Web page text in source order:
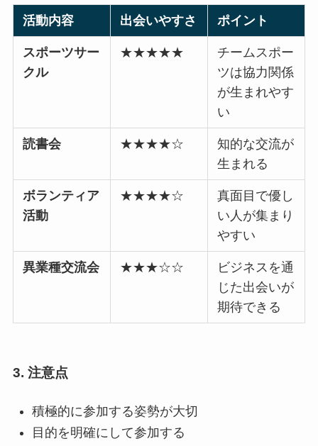
活動内容 出会いやすさ ポイント
スポーツサー
クル
★★★★★
チームスポー
ツは協力関係
が生まれやす
い
読書会 ★★★★☆
知的な交流が
生まれる
ボランティア
活動
★★★★☆
真面目で優し
い人が集まり
やすい
異業種交流会 ★★★☆☆
ビジネスを通
じた出会いが
期待できる
3. 注意点
積極的に参加する姿勢が大切
目的を明確にして参加する